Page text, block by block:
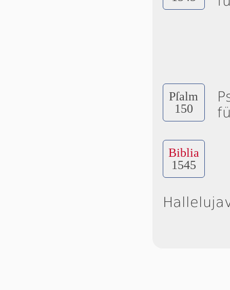
Pſalm
150
Biblia
1545